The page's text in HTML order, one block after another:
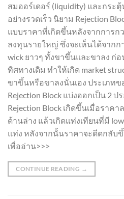
สมออร์เดอร์ (liquidity) และกระ
อย่างรวดเร็ว นิยาม Rejection
แบบราคาที่เกิดขึ้นหลังจากการก
ลงทุนรายใหญ่ ซึ่งจะเห็นได้จากก
wick ยาวๆ ทั้งขาขึ้นและขาลง ก่
ทิศทางเดิม ทำให้เกิด market
ขาขึ้นหรือขาลงนั่นเอง ประเภทข
Rejection Block แบ่งออกเป็น 2 ป
Rejection Block เกิดขึ้นเมื่อราค
ด้านล่าง แล้วเกิดแท่งเทียนที่มี
แท่ง หลังจากนั้นราคาจะดีดกลับ
เพื่ออ่าน>>>
CONTINUE READING →